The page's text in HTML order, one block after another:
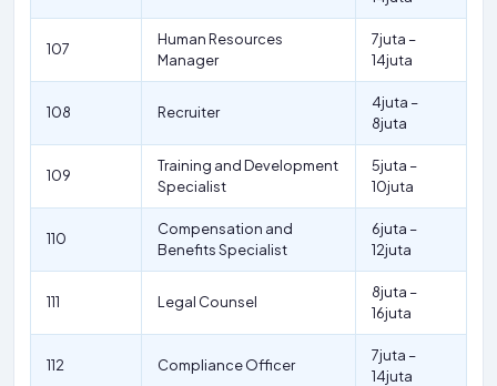
107
Human Resources
Manager
7juta –
14juta
108 Recruiter
4juta –
8juta
109
Training and Development
Specialist
5juta –
10juta
110
Compensation and
Benefits Specialist
6juta –
12juta
111 Legal Counsel
8juta –
16juta
112 Compliance Officer
7juta –
14juta